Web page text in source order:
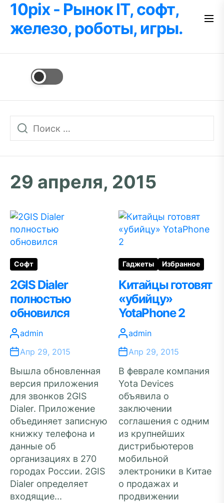
Перейти
содержимому
10pix - Рынок IT, софт,
железо, роботы, игры.
29 апреля, 2015
Софт
2GIS Dialer
полностью
обновился
admin
Апр 29, 2015
Вышла обновленная
версия приложения
для звонков 2GIS
Dialer. Приложение
объединяет записную
книжку телефона и
данные об
организациях в 270
городах России. 2GIS
Dialer определяет
входящие...
Гаджеты Избранное
Китайцы готовят
«убийцу»
YotaPhone 2
admin
Апр 29, 2015
В феврале компания
Yota Devices
объявила о
заключении
соглашения с одним
из крупнейших
дистрибьютеров
мобильной
электроники в Китае
о продажах и
продвижении